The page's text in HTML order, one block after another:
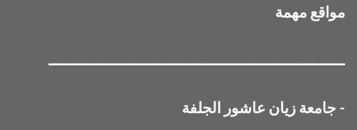
مواقع مهمة
ــــــــــــــــــــــــــــــــــــــــــــــــــــــــــــــ
- جامعة زيان عاشور الجلفة